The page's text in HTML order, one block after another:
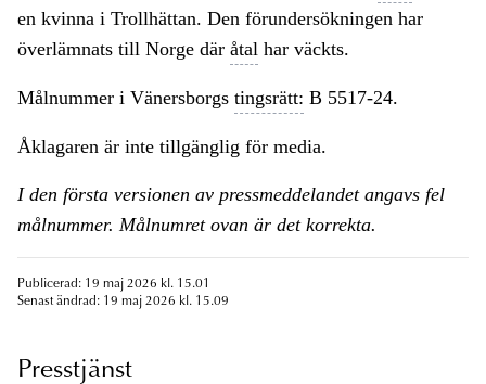
en kvinna i Trollhättan. Den förundersökningen har
överlämnats till Norge där åtal har väckts.
Målnummer i Vänersborgs tingsrätt: B 5517-24.
Åklagaren är inte tillgänglig för media.
I den första versionen av pressmeddelandet angavs fel
målnummer. Målnumret ovan är det korrekta.
Publicerad: 19 maj 2026 kl. 15.01
Senast ändrad: 19 maj 2026 kl. 15.09
Presstjänst